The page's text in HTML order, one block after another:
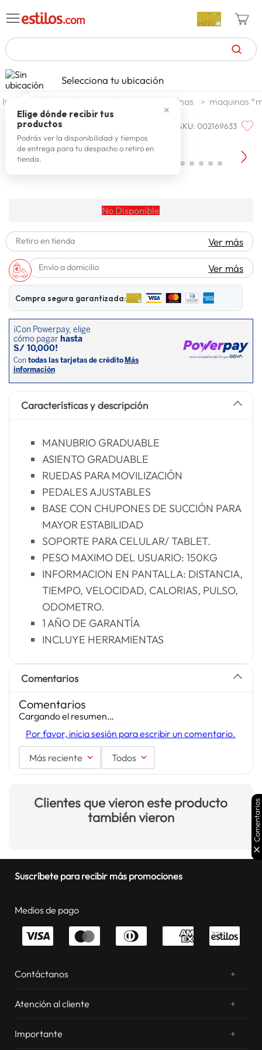
TÉRMINOS MÁS BUSCADOS
1. celulares
2. zapatillas mujer
3. zapatillas hombre
4. moda
8. terrex
lavadora
10. spiderman
Selecciona tu ubicación
✕
Elige dónde recibir tus
productos
Podrás ver la disponibilidad y tiempos
de entrega para tu despacho o retiro en
tienda.
duros deportes duros maquinas maquinas
LIMIT SKU:002169633
Limit Spinning Dd-821-l
No Disponible
Retiro en tienda Ver más
Envío a domicilio Ver más
Compra segura garantizada:
Características y descripción
MANUBRIO GRADUABLE
ASIENTO GRADUABLE
RUEDAS PARA MOVILIZACIÓN
PEDALES AJUSTABLES
BASE CON CHUPONES DE SUCCIÓN PARA
MAYOR ESTABILIDAD
SOPORTE PARA CELULAR/ TABLET.
PESO MAXIMO DEL USUARIO: 150KG
INFORMACION EN PANTALLA: DISTANCIA,
TIEMPO, VELOCIDAD, CALORIAS, PULSO,
ODOMETRO.
1 AÑO DE GARANTÍA
INCLUYE HERRAMIENTAS
Comentarios
Comentarios
Cargando el resumen…
Por favor, inicia sesión para escribir un comentario.
Más reciente Todos
Clientes que vieron este producto
también vieron
Suscríbete para recibir más promociones
Medios de pago
Contáctanos +
Atención al cliente
+
Cambios y devoluciones
Importante
+
Comentarios